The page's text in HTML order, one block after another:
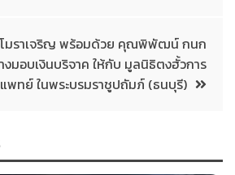
มราเจริญ พร้อมด้วย คุณพิพัฒน์ กนก
มอบเงินบริจาค ให้กับ มูลนิธิตงฮั้วการ
แพทย์ ในพระบรมราชูปถัมภ์ (ธนบุรี)